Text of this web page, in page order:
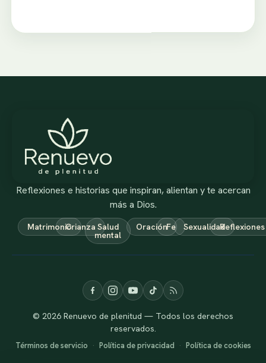
Reflexiones e historias que inspiran, alientan y te acercan
más a Dios.
MatrimonioCrianza Salud
mental
OraciónFe SexualidadReflexiones
© 2026 Renuevo de plenitud — Todos los derechos
reservados.
Términos de servicio · Política de privacidad · Política de cookies